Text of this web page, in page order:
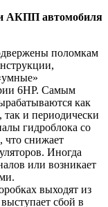
АКПП автомобиля
поломкам
6HP. Самым
как
и периодически
гидроблока со
что снижает
Иногда
или возникает
выходят из
сбой в